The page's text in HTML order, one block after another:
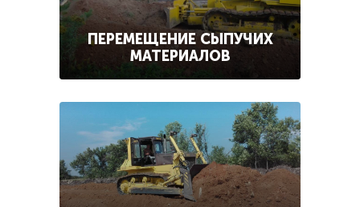
ПЕРЕМЕЩЕНИЕ СЫПУЧИХ
МАТЕРИАЛОВ